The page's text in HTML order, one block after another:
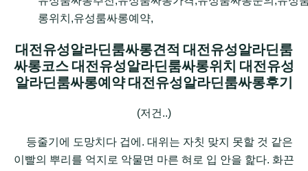
롱위치,유성룸싸롱예약,
대전유성알라딘룸싸롱견적 대전유성알라딘룸
싸롱코스 대전유성알라딘룸싸롱위치 대전유성
알라딘룸싸롱예약 대전유성알라딘룸싸롱후기
(저건..)
등줄기에 도망치다 겁에. 대위는 자칫 맞지 못할 것 같은
이빨의 뿌리를 억지로 악물면 마른 혀로 입 안을 핥다. 화끈